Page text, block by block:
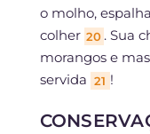
o molho,
colher 20 . Sua
morangos e
servida 21 !